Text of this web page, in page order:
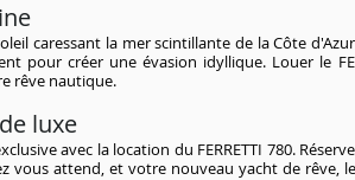
caressant la mer scintillante de la Côte
pour créer une évasion idyllique. Louer le
rêve nautique.
luxe
avec la location du FERRETTI 780.
vous attend, et votre nouveau yacht de rêve, le